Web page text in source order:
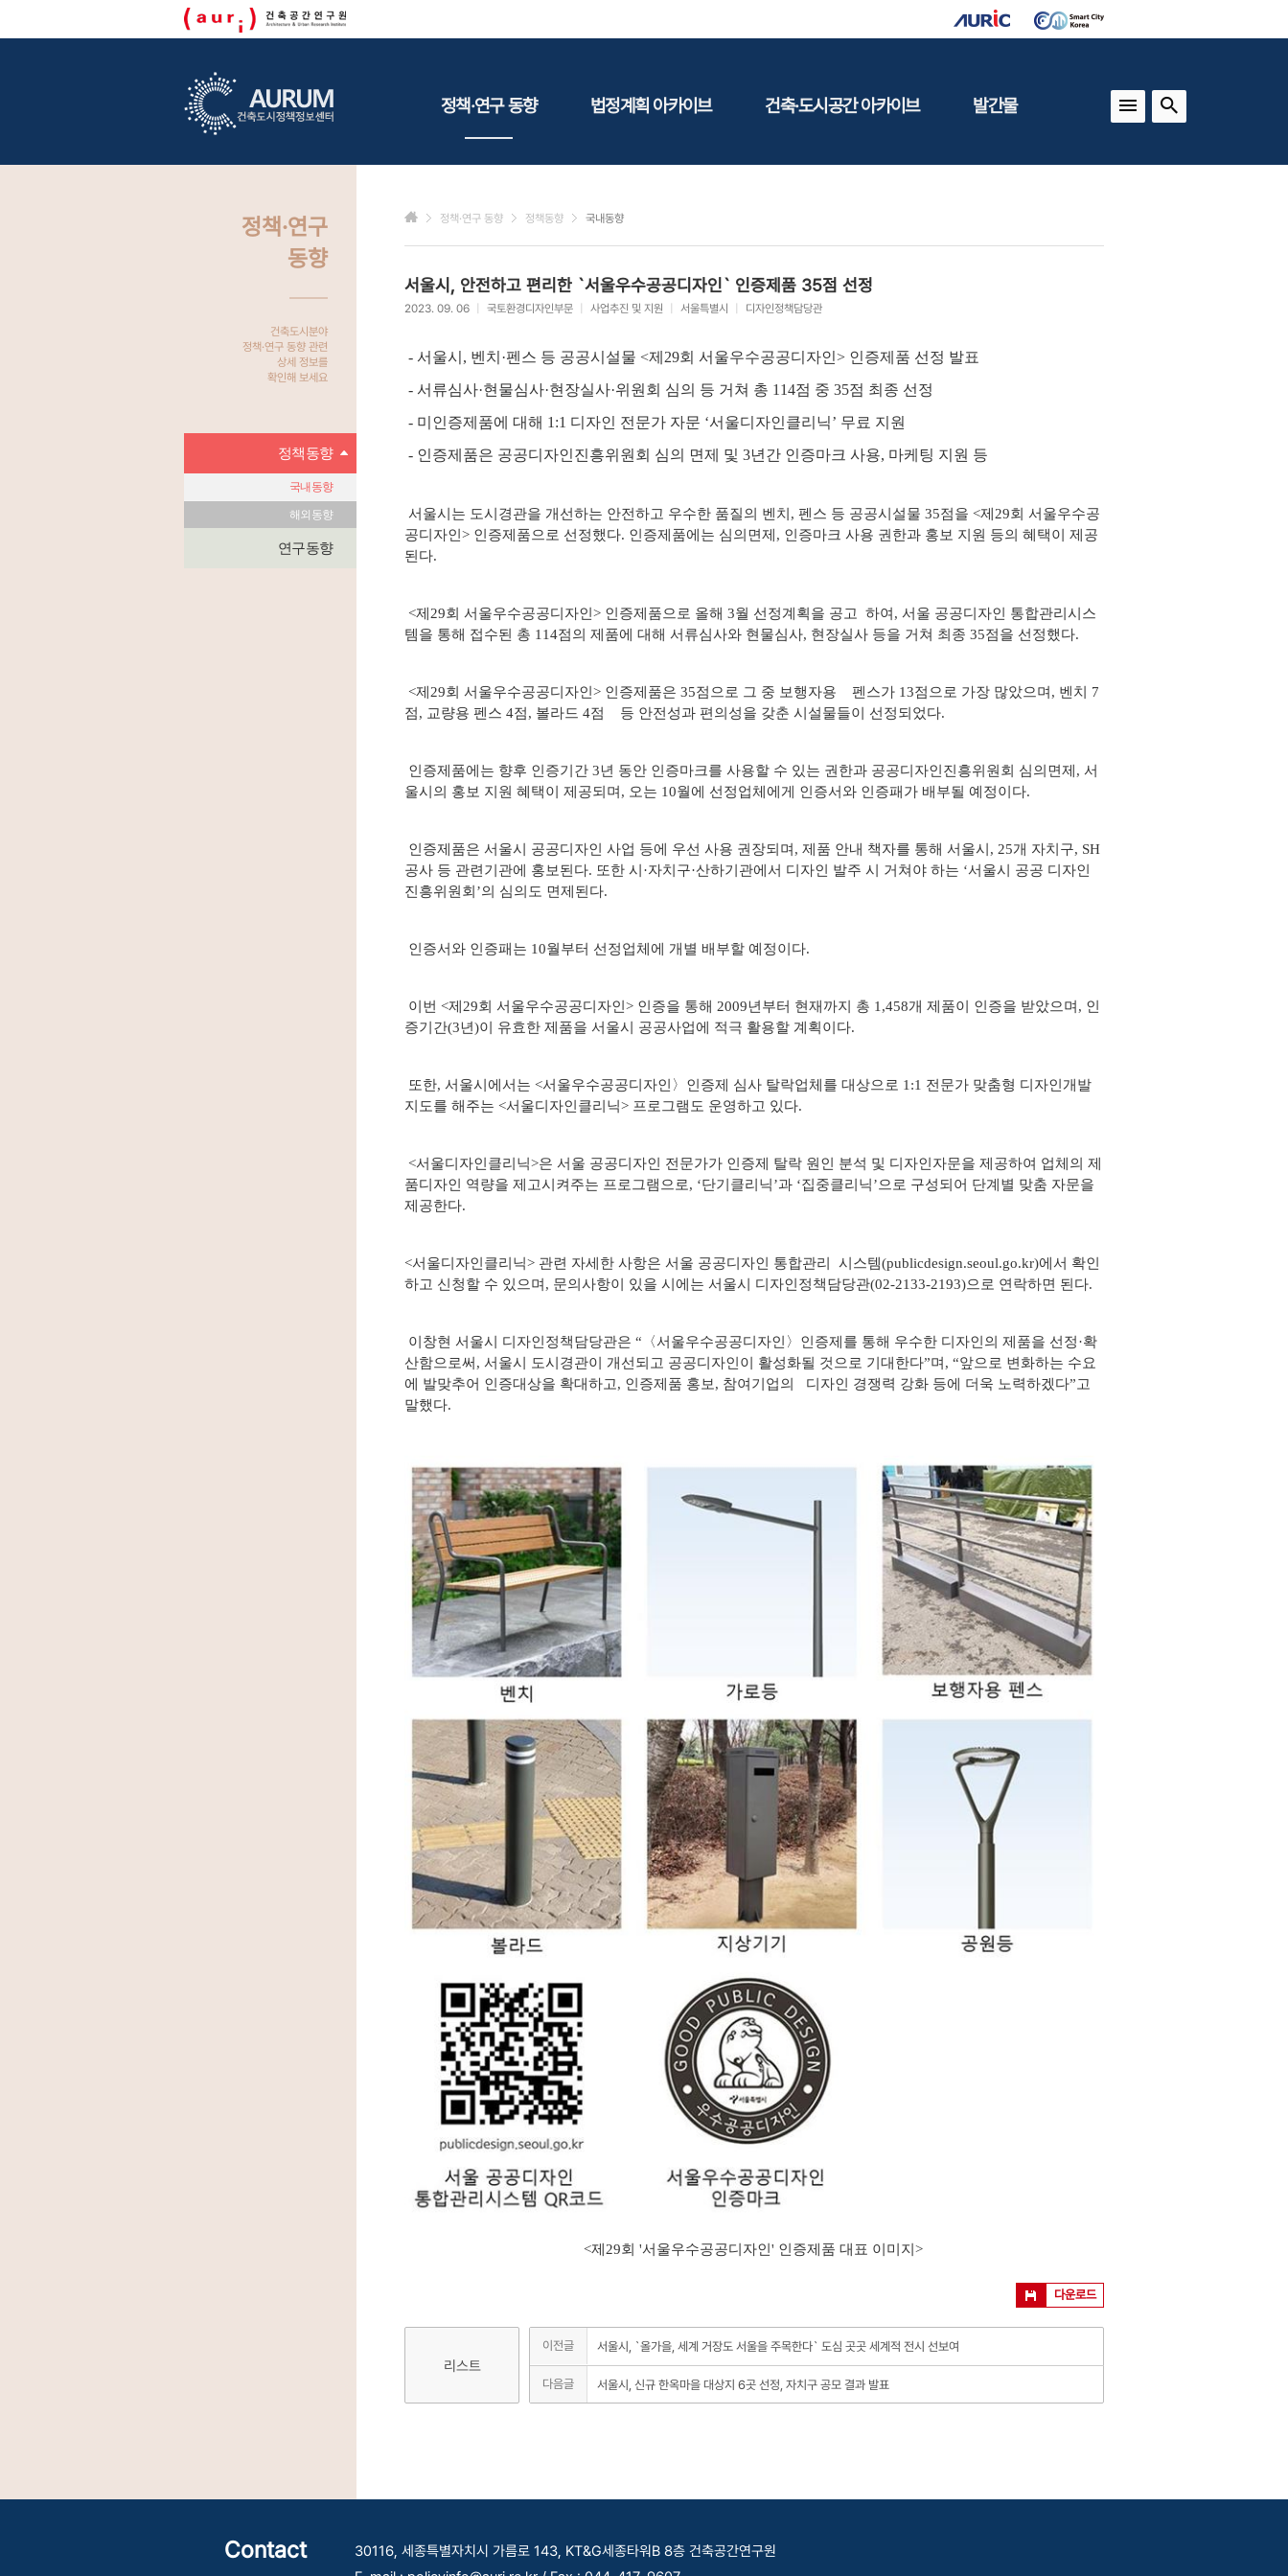
정책·연구 동향
연구동향
법정계획 아카이브
환경
문화
사회복지
자료실
건축·도시공간 아카이브 발간물
건축도시연구
정책·연구
동향
건축도시분야
정책·연구 동향 관련
상세 정보를
확인해 보세요
정책동향
국내동향
해외동향
연구동향
정책·연구 동향 정책동향 국내동향
서울시, 안전하고 편리한 `서울우수공공디자인` 인증제품 35점 선정
2023. 09. 06 국토환경디자인부문 사업추진 및 지원 서울특별시 디자인정책담당관
- 서울시, 벤치·펜스 등 공공시설물 <제29회 서울우수공공디자인> 인증제품 선정 발표
- 서류심사·현물심사·현장실사·위원회 심의 등 거쳐 총 114점 중 35점 최종 선정
- 미인증제품에 대해 1:1 디자인 전문가 자문 ‘서울디자인클리닉’ 무료 지원
- 인증제품은 공공디자인진흥위원회 심의 면제 및 3년간 인증마크 사용, 마케팅 지원 등
서울시는 도시경관을 개선하는 안전하고 우수한 품질의 벤치, 펜스 등 공공시설물 35점을 <제29회 서울우수공
공디자인> 인증제품으로 선정했다. 인증제품에는 심의면제, 인증마크 사용 권한과 홍보 지원 등의 혜택이 제공
된다.
<제29회 서울우수공공디자인> 인증제품으로 올해 3월 선정계획을 공고 하여, 서울 공공디자인 통합관리시스
템을 통해 접수된 총 114점의 제품에 대해 서류심사와 현물심사, 현장실사 등을 거쳐 최종 35점을 선정했다.
<제29회 서울우수공공디자인> 인증제품은 35점으로 그 중 보행자용 펜스가 13점으로 가장 많았으며, 벤치 7
점, 교량용 펜스 4점, 볼라드 4점 등 안전성과 편의성을 갖춘 시설물들이 선정되었다.
인증제품에는 향후 인증기간 3년 동안 인증마크를 사용할 수 있는 권한과 공공디자인진흥위원회 심의면제, 서
울시의 홍보 지원 혜택이 제공되며, 오는 10월에 선정업체에게 인증서와 인증패가 배부될 예정이다.
인증제품은 서울시 공공디자인 사업 등에 우선 사용 권장되며, 제품 안내 책자를 통해 서울시, 25개 자치구, SH
공사 등 관련기관에 홍보된다. 또한 시·자치구·산하기관에서 디자인 발주 시 거쳐야 하는 ‘서울시 공공 디자인
진흥위원회’의 심의도 면제된다.
인증서와 인증패는 10월부터 선정업체에 개별 배부할 예정이다.
이번 <제29회 서울우수공공디자인> 인증을 통해 2009년부터 현재까지 총 1,458개 제품이 인증을 받았으며, 인
증기간(3년)이 유효한 제품을 서울시 공공사업에 적극 활용할 계획이다.
또한, 서울시에서는 <서울우수공공디자인〉인증제 심사 탈락업체를 대상으로 1:1 전문가 맞춤형 디자인개발
지도를 해주는 <서울디자인클리닉> 프로그램도 운영하고 있다.
<서울디자인클리닉>은 서울 공공디자인 전문가가 인증제 탈락 원인 분석 및 디자인자문을 제공하여 업체의 제
품디자인 역량을 제고시켜주는 프로그램으로, ‘단기클리닉’과 ‘집중클리닉’으로 구성되어 단계별 맞춤 자문을
제공한다.
<서울디자인클리닉> 관련 자세한 사항은 서울 공공디자인 통합관리 시스템(publicdesign.seoul.go.kr)에서 확인
하고 신청할 수 있으며, 문의사항이 있을 시에는 서울시 디자인정책담당관(02-2133-2193)으로 연락하면 된다.
이창현 서울시 디자인정책담당관은 “〈서울우수공공디자인〉인증제를 통해 우수한 디자인의 제품을 선정·확
산함으로써, 서울시 도시경관이 개선되고 공공디자인이 활성화될 것으로 기대한다”며, “앞으로 변화하는 수요
에 발맞추어 인증대상을 확대하고, 인증제품 홍보, 참여기업의 디자인 경쟁력 강화 등에 더욱 노력하겠다”고
말했다.
<제29회 '서울우수공공디자인' 인증제품 대표 이미지>
다운로드
리스트
이전글 서울시, `올가을, 세계 거장도 서울을 주목한다` 도심 곳곳 세계적 전시 선보여
다음글 서울시, 신규 한옥마을 대상지 6곳 선정, 자치구 공모 결과 발표
Contact
30116, 세종특별자치시 가름로 143, KT&G세종타워B 8층 건축공간연구원